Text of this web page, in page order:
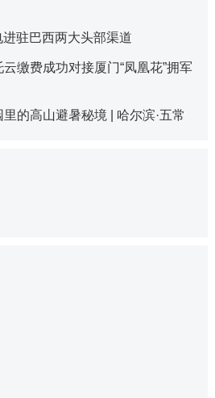
驻巴西两大头部渠道
缴费成功对接厦门“凤凰花”拥军
的高山避暑秘境 | 哈尔滨·五常